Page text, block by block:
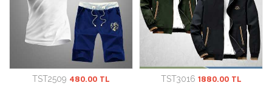
TST2509 480.00 TL TST3016 1880.00 TL